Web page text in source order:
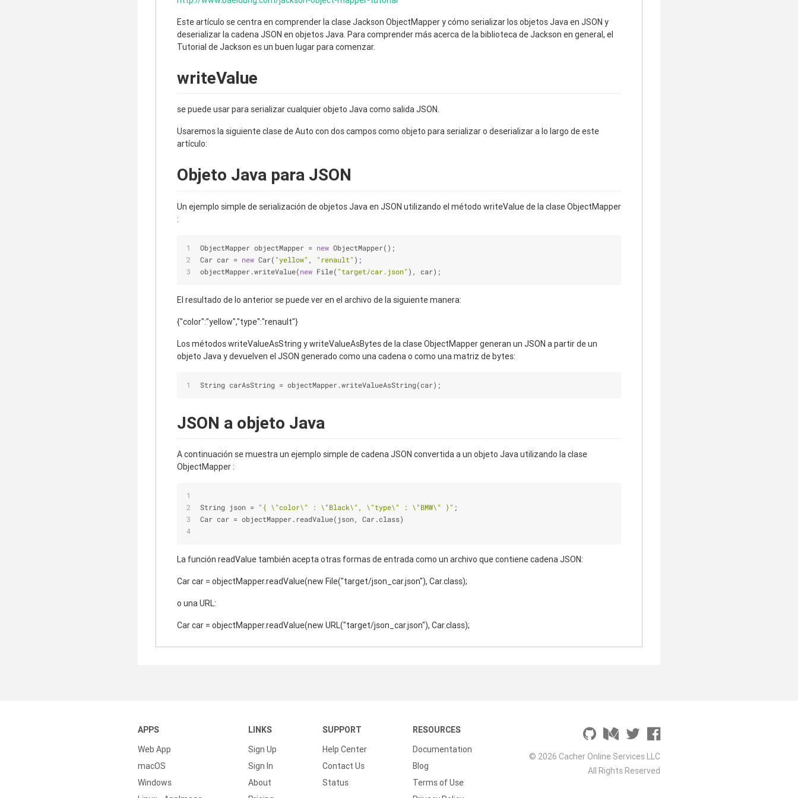
Este artículo se centra en comprender la clase Jackson ObjectMapper y cómo serializar los objetos Java en JSON y
deserializar la cadena JSON en objetos Java. Para comprender más acerca de la biblioteca de Jackson en general, el
Tutorial de Jackson es un buen lugar para comenzar.
writeValue
se puede usar para serializar cualquier objeto Java como salida JSON.
Usaremos la siguiente clase de Auto con dos campos como objeto para serializar o deserializar a lo largo de este
artículo:
Objeto Java para JSON
Un ejemplo simple de serialización de objetos Java en JSON utilizando el método writeValue de la clase ObjectMapper
:
ObjectMapper objectMapper = new ObjectMapper();
Car car = new Car( "yellow" , "renault" );
objectMapper.writeValue(new File( "target/car.json" ), car);
El resultado de lo anterior se puede ver en el archivo de la siguiente manera:
{"color":"yellow","type":"renault"}
Los métodos writeValueAsString y writeValueAsBytes de la clase ObjectMapper generan un JSON a partir de un
objeto Java y devuelven el JSON generado como una cadena o como una matriz de bytes:
String carAsString = objectMapper.writeValueAsString(car);
JSON a objeto Java
A continuación se muestra un ejemplo simple de cadena JSON convertida a un objeto Java utilizando la clase
ObjectMapper :
String json = "{ \"color\" : \"Black\" , \"type\" : \"BMW\" }" ;
Car car = objectMapper.readValue(json, Car.class)
La función readValue también acepta otras formas de entrada como un archivo que contiene cadena JSON:
Car car = objectMapper.readValue(new File("target/json_car.json"), Car.class);
o una URL:
Car car = objectMapper.readValue(new URL("target/json_car.json"), Car.class);
APPS
Web App
macOS
Windows
LINKS
Sign Up
Sign In
About
SUPPORT
Help Center
Contact Us
Status
RESOURCES
Documentation
Blog
Terms of Use
© 2026 Cacher Online Services LLC
All Rights Reserved